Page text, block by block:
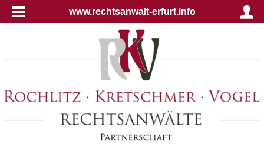
www.rechtsanwalt-erfurt.info